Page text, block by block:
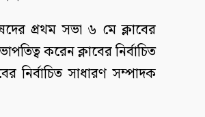
প্রথম সভা ৬ মে ক্লাবের
করেন ক্লাবের নির্বাচিত
নির্বাচিত সাধারণ সম্পাদক